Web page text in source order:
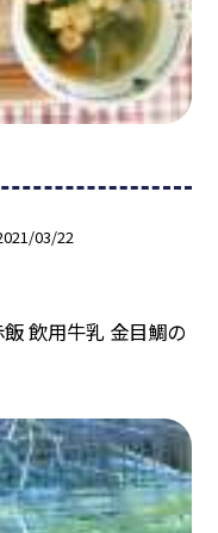
03/22
飯 飲用牛乳 金目鯛の